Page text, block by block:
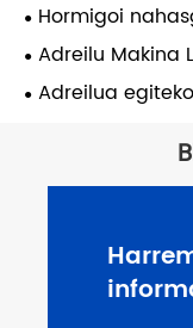
Hormigoi
Adreilu Makina
Adreilua